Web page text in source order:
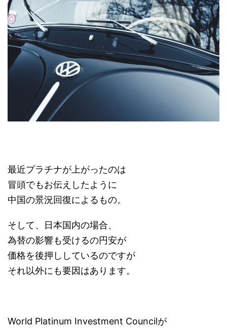
最近プラチナが上がったのは
冒頭でもお伝えしたように
中国の景況回復によるもの。
そして、日本国内の場合、
為替の影響も受けるの円安が
価格を後押ししているのですが
それ以外にも要因はあります。
World Platinum Investment Councilが